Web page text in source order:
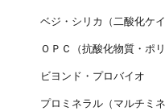
ベジ・シリカ（二酸化ケイ
ＯＰＣ（抗酸化物質・ポ
ビヨンド・プロバイオ
プロミネラル（マルチミ